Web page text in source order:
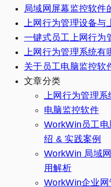
局域网屏幕监控软件
上网行为管理设备与
一键式员工上网行为
上网行为管理系统有
关于员工电脑监控软
文章分类
上网行为管理系
电脑监控软件
WorkWin员工
绍 & 实践案例
WorkWin 局域
用解析
WorkWin企业